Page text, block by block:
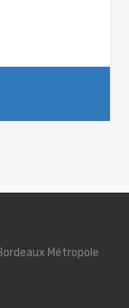
Métropole